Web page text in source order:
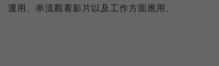
運用、串流觀看影片以及工作方面應用。